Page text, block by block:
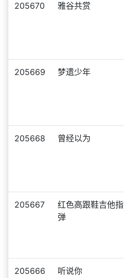
205670 雅谷共赏
205669 梦遗少年
205668 曾经以为
205667
红色高跟鞋吉他指
弹
205666 听说你